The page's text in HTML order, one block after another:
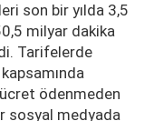
son bir yılda 3,5
milyar dakika
Tarifelerde
ödenmeden
sosyal medyada